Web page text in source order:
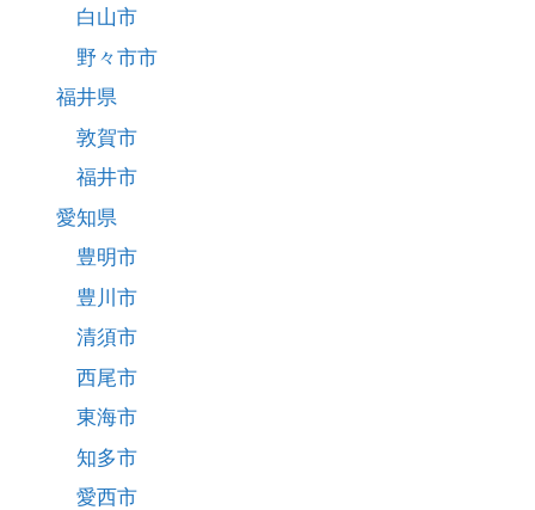
白山市
野々市市
福井県
敦賀市
福井市
愛知県
豊明市
豊川市
清須市
西尾市
東海市
知多市
愛西市